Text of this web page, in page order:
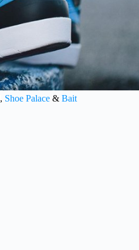
, Shoe Palace & Bait